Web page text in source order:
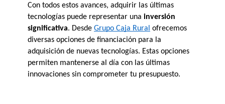
Con todos estos avances, adquirir las últimas
tecnologías puede representar una inversión
significativa. Desde Grupo Caja Rural ofrecemos
diversas opciones de financiación para la
adquisición de nuevas tecnologías. Estas opciones
permiten mantenerse al día con las últimas
innovaciones sin comprometer tu presupuesto.